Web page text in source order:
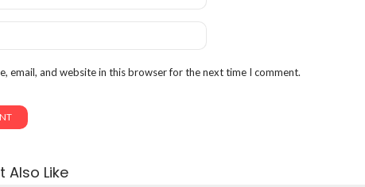
email, and website in this browser for the next time I comment.
Also Like